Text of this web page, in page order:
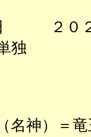
２０２
独
名神）＝